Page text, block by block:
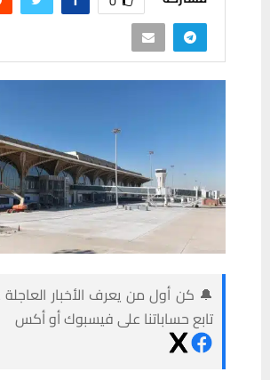
🔔 كن أول من يعرف الأخبار العاجلة
تابع حساباتنا على فيسبوك أو أكس